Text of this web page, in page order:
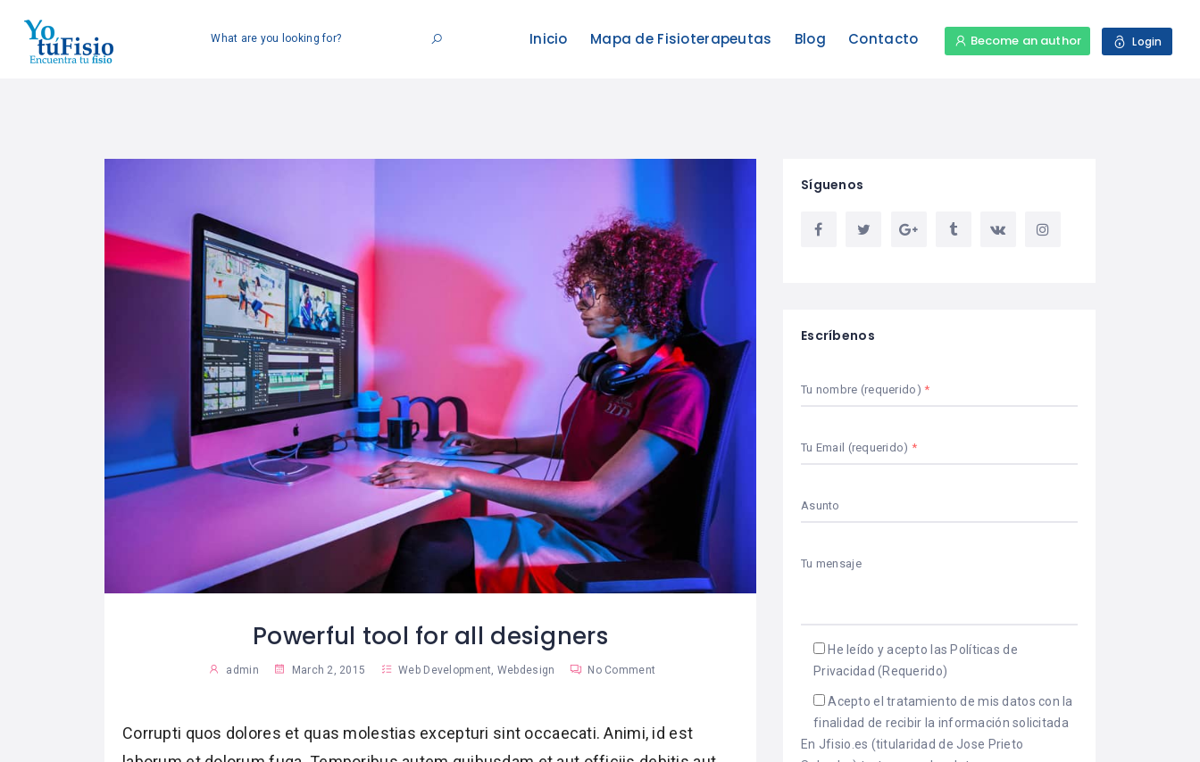
What are you looking for? Inicio Mapa de Fisioterapeutas Blog Contacto Become an author Login
Powerful tool for all designers
admin March 2, 2015 Web Development, Webdesign No Comment
Corrupti quos dolores et quas molestias excepturi sint occaecati. Animi, id est
Síguenos
Escríbenos
Tu nombre (requerido)
Tu Email (requerido)
Asunto
Tu mensaje
He leído y acepto las Políticas de
Privacidad (Requerido)
Acepto el tratamiento de mis datos con la
finalidad de recibir la información solicitada
En Jfisio.es (titularidad de Jose Prieto